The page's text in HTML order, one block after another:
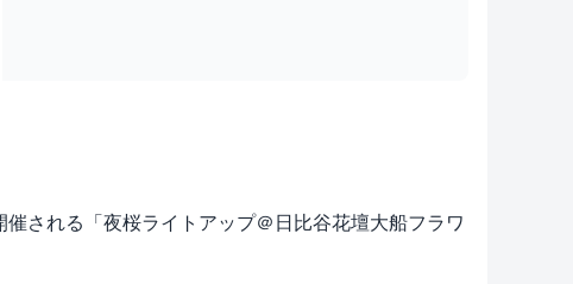
される「夜桜ライトアップ＠日比谷花壇大船フラワ